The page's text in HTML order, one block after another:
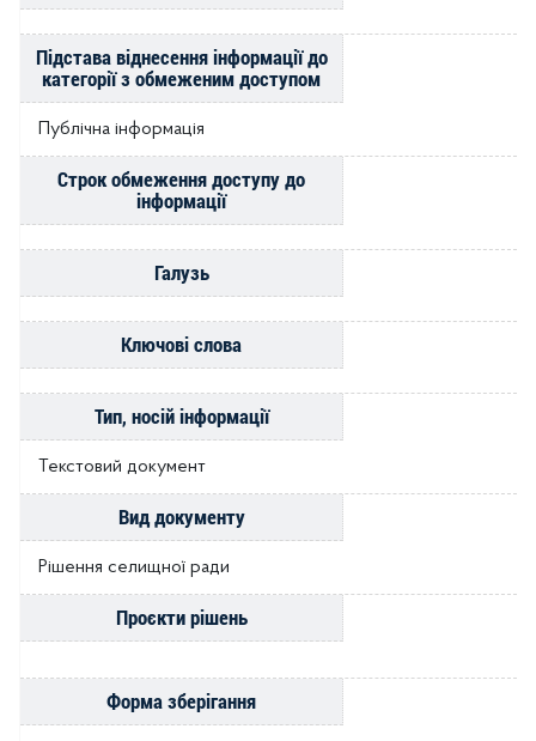
Підстава віднесення інформації до
категорії з обмеженим доступом
Публічна інформація
Строк обмеження доступу до
інформації
Галузь
Ключові слова
Тип, носій інформації
Текстовий документ
Вид документу
Рішення селищної ради
Проєкти рішень
Форма зберігання